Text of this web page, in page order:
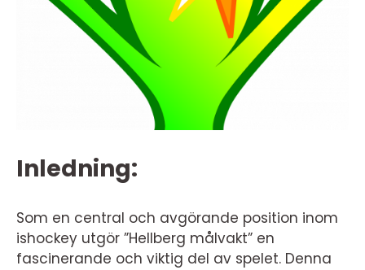
Inledning:
Som en central och avgörande position inom
ishockey utgör ”Hellberg målvakt” en
fascinerande och viktig del av spelet. Denna